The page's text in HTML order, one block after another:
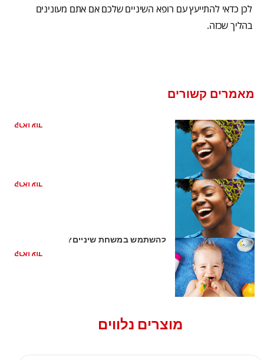
לכן כדאי להתייעץ עם רופא השיניים שלכם אם אתם מעונינים
בהליך שכזה.
מאמרים קשורים
קראו עוד
קראו עוד
להשתמש במשחת שיניים?
קראו עוד
מוצרים נלווים